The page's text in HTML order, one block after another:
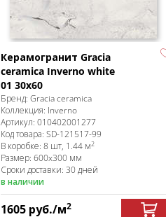
Керамогранит Gracia
ceramica Inverno white
01 30х60
Бренд: Gracia ceramica
Коллекция: Inverno
Артикул: 010402001277
Код товара: SD-121517-99
В коробке: 8 шт, 1.44 м2
Размер: 600x300 мм
Сроки доставки: 30 дней
в наличии
1605 руб./м2